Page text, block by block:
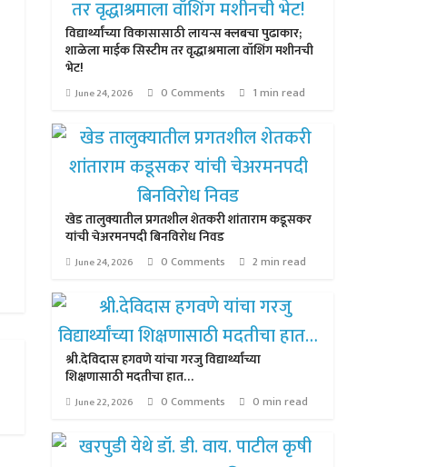
विद्यार्थ्यांच्या विकासासाठी लायन्स क्लबचा पुढाकार;
शाळेला माईक सिस्टीम तर वृद्धाश्रमाला वॉशिंग मशीनची
भेट!
June 24, 2026 0 Comments 1 min read
खेड तालुक्यातील प्रगतशील शेतकरी शांताराम कडूसकर
यांची चेअरमनपदी बिनविरोध निवड
June 24, 2026 0 Comments 2 min read
श्री.देविदास हगवणे यांचा गरजु विद्यार्थ्यांच्या
शिक्षणासाठी मदतीचा हात…
June 22, 2026 0 Comments 0 min read